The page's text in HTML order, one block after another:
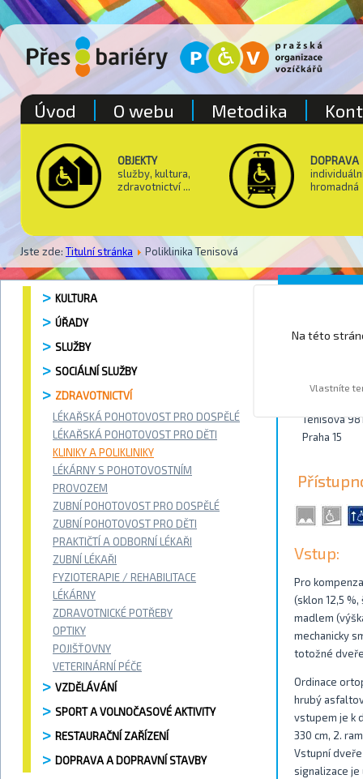
OBJEKTY
služby, kultura,
zdravotnictví ...
DOPRAVA
hromadná
Jste zde: Titulní stránka Poliklinika Tenisová
Úvod O webu Metodika
KULTURA
ÚŘADY
SLUŽBY
SOCIÁLNÍ SLUŽBY
ZDRAVOTNICTVÍ
LÉKAŘSKÁ POHOTOVOST PRO DOSPĚLÉ
LÉKAŘSKÁ POHOTOVOST PRO DĚTI
KLINIKY A POLIKLINIKY
LÉKÁRNY S POHOTOVOSTNÍM
PROVOZEM
ZUBNÍ POHOTOVOST PRO DOSPĚLÉ
ZUBNÍ POHOTOVOST PRO DĚTI
PRAKTIČTÍ A ODBORNÍ LÉKAŘI
ZUBNÍ LÉKAŘI
FYZIOTERAPIE / REHABILITACE
LÉKÁRNY
ZDRAVOTNICKÉ POTŘEBY
OPTIKY
POJIŠŤOVNY
VETERINÁRNÍ PÉČE
VZDĚLÁVÁNÍ
SPORT A VOLNOČASOVÉ AKTIVITY
RESTAURAČNÍ ZAŘÍZENÍ
DOPRAVA A DOPRAVNÍ STAVBY
Tenisová
Praha 15
Vstup:
Pro
(sklon 12,5
madlem
mechanicky
totožné
Ordinace
hrubý
vstupem je k
330 cm, 2.
Vstupní
signalizace je
Na této
Vlastníte